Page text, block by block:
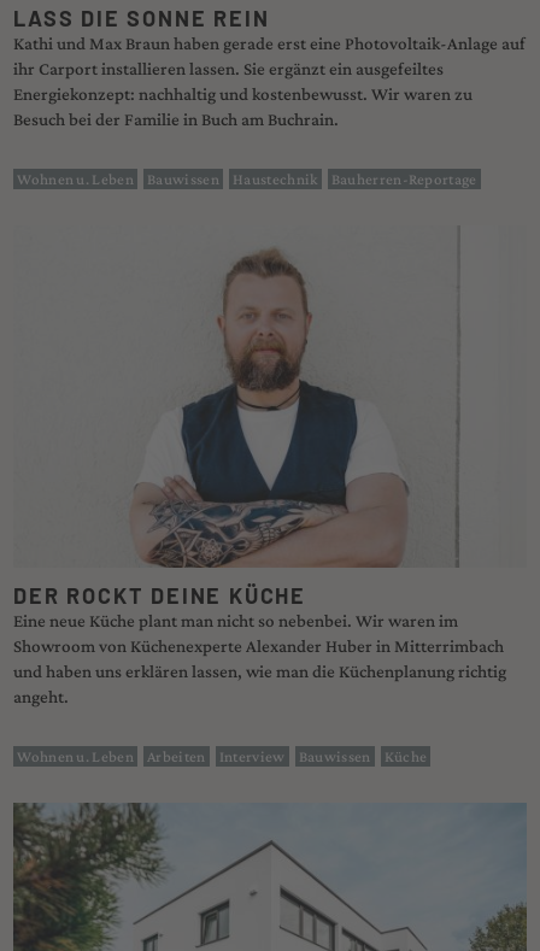
LASS DIE SONNE REIN
Kathi und Max Braun haben gerade erst eine Photovoltaik-Anlage auf
ihr Carport installieren lassen. Sie ergänzt ein ausgefeiltes
Energiekonzept: nachhaltig und kostenbewusst. Wir waren zu
Besuch bei der Familie in Buch am Buchrain.
Wohnen u. Leben Bauwissen Haustechnik Bauherren-Reportage
DER ROCKT DEINE KÜCHE
Eine neue Küche plant man nicht so nebenbei. Wir waren im
Showroom von Küchenexperte Alexander Huber in Mitterrimbach
und haben uns erklären lassen, wie man die Küchenplanung richtig
angeht.
Wohnen u. Leben Arbeiten Interview Bauwissen Küche